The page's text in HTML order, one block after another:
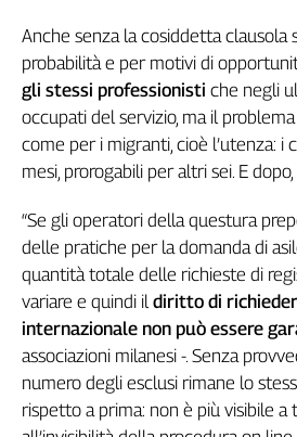
Piemonte
Puglia
Sardegna
Sicilia
Toscana
Trentino
Umbria
Valle
Veneto
Archivio
Storico
2014
Anche senza la cosiddetta clausola
probabilità e per motivi di
gli stessi professionisti che negli
occupati del servizio, ma il
come per i migranti, cioè l’utenza: i
mesi, prorogabili per altri sei. E
“Se gli operatori della questura
delle pratiche per la domanda di
quantità totale delle richieste di
variare e quindi ildiritto di
internazionale non può essere
associazioni milanesi -. Senza
numero degli esclusi rimane lo
rispetto a prima: non è più visibile